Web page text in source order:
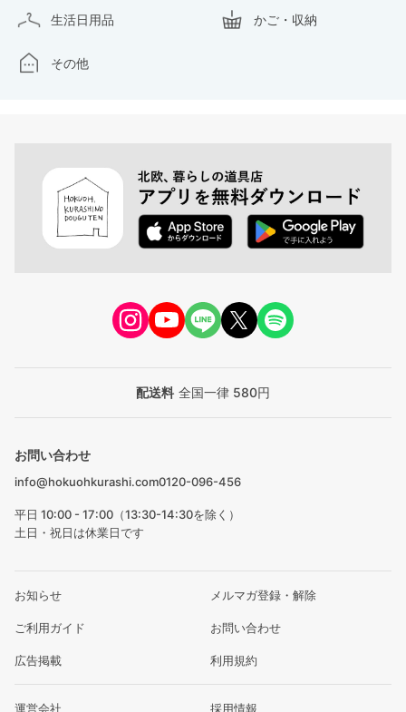
生活日用品 かご・収納
その他
配送料 全国一律 580円
お問い合わせ
info@hokuohkurashi.com0120-096-456
平日 10:00 - 17:00（13:30-14:30を除く）
土日・祝日は休業日です
お知らせ メルマガ登録・解除
ご利用ガイド お問い合わせ
広告掲載 利用規約
運営会社 採用情報